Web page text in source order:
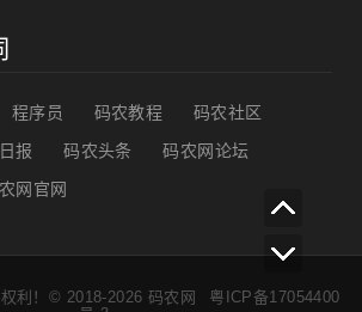
程序员 码农教程
码农社区
报 码农头条
码农网论坛
网官网
利！© 2018-2026 码农网
粤ICP备17054400